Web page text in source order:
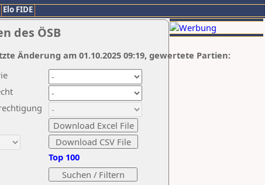
Elo FIDE
des ÖSB
Top 100
Änderung am 01.10.2025 09:19, gewertete Partien: